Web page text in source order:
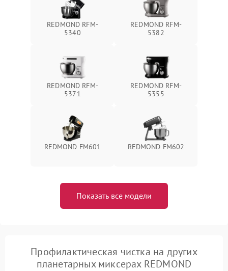
REDMOND RFM-
5340
REDMOND RFM-
5382
REDMOND RFM-
5371
REDMOND RFM-
5355
REDMOND FM601 REDMOND FM602
Показать все модели
Профилактическая чистка на других
планетарных миксерах REDMOND